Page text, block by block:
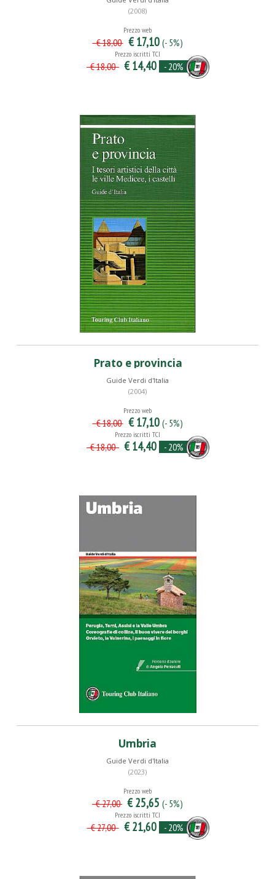
(2008)
Prezzo web
€ 18,00 € 17,10 (- 5%)
Prezzo iscritti TCI
€ 18,00 € 14,40 - 20%
Prato e provincia
Guide Verdi d'Italia
(2004)
Prezzo web
€ 18,00 € 17,10 (- 5%)
Prezzo iscritti TCI
€ 18,00 € 14,40 - 20%
Umbria
Guide Verdi d'Italia
(2023)
Prezzo web
€ 27,00 € 25,65 (- 5%)
Prezzo iscritti TCI
€ 27,00 € 21,60 - 20%